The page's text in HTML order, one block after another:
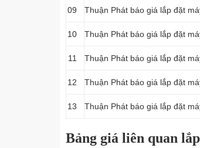
09 Thuận Phát báo giá lắp đặt
10 Thuận Phát báo giá lắp đặt
11 Thuận Phát báo giá lắp đặt
12 Thuận Phát báo giá lắp đặt
13 Thuận Phát báo giá lắp đặt
Bảng giá liên quan